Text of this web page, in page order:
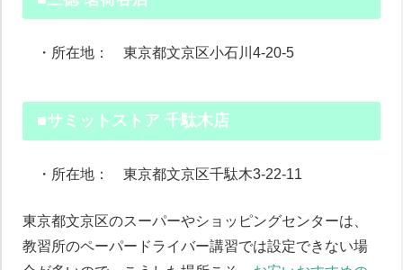
・所在地： 東京都文京区小石川4-20-5
■サミットストア 千駄木店
・所在地： 東京都文京区千駄木3-22-11
東京都文京区のスーパーやショッピングセンターは、
教習所のペーパードライバー講習では設定できない場